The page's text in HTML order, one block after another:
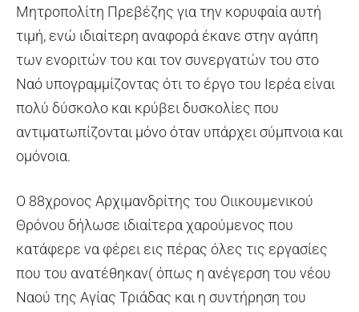
Μητροπολίτη Πρεβέζης για την κορυφαία αυτή
τιμή, ενώ ιδιαίτερη αναφορά έκανε στην αγάπη
των ενοριτών του και τον συνεργατών του στο
Ναό υπογραμμίζοντας ότι το έργο του Ιερέα είναι
πολύ δύσκολο και κρύβει δυσκολίες που
αντιματωπίζονται μόνο όταν υπάρχει σύμπνοια και
ομόνοια.
Ο 88χρονος Αρχιμανδρίτης του Οιικουμενικού
Θρόνου δήλωσε ιδιαίτερα χαρούμενος που
κατάφερε να φέρει εις πέρας όλες τις εργασίες
που του ανατέθηκαν( όπως η ανέγερση του νέου
Ναού της Αγίας Τριάδας και η συντήρηση του